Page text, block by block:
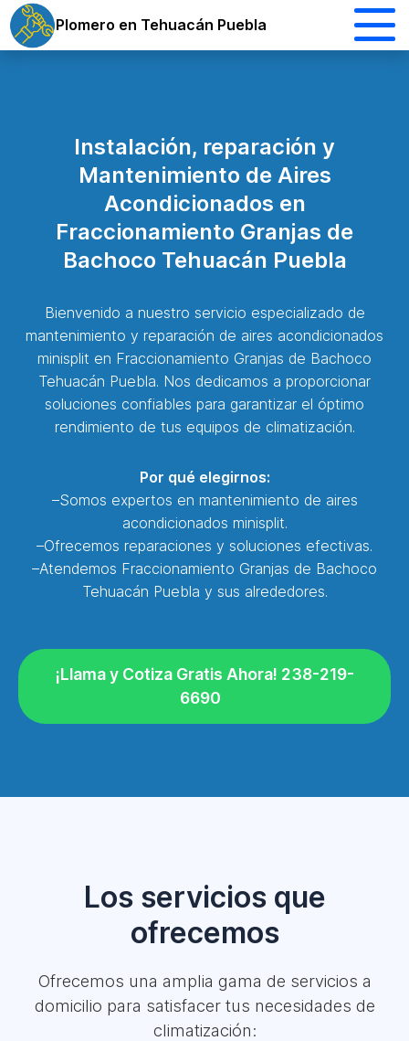
Plomero en Tehuacán Puebla
Instalación, reparación y
Mantenimiento de Aires
Acondicionados en
Fraccionamiento Granjas de
Bachoco Tehuacán Puebla
Bienvenido a nuestro servicio especializado de
mantenimiento y reparación de aires acondicionados
minisplit en Fraccionamiento Granjas de Bachoco
Tehuacán Puebla. Nos dedicamos a proporcionar
soluciones confiables para garantizar el óptimo
rendimiento de tus equipos de climatización.
Por qué elegirnos:
–Somos expertos en mantenimiento de aires
acondicionados minisplit.
–Ofrecemos reparaciones y soluciones efectivas.
–Atendemos Fraccionamiento Granjas de Bachoco
Tehuacán Puebla y sus alrededores.
¡Llama y Cotiza Gratis Ahora! 238-219-
6690
Los servicios que
ofrecemos
Ofrecemos una amplia gama de servicios a
domicilio para satisfacer tus necesidades de
climatización: